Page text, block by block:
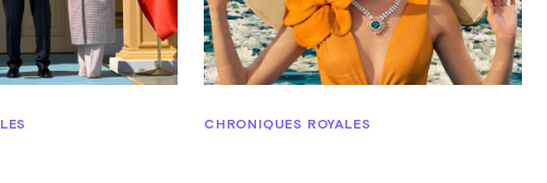
CHRONIQUES ROYALES